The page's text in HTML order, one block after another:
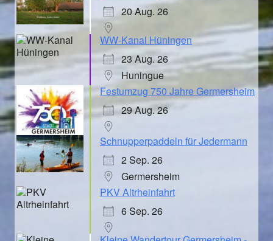
20 Aug. 26
WW-Kanal Hüningen
23 Aug. 26
Huningue
Festumzug 750 Jahre Germersheim
29 Aug. 26
Schnupperpaddeln für Jedermann
2 Sep. 26
Germersheim
PKV Altrheinfahrt
6 Sep. 26